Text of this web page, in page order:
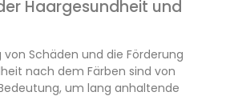
Haargesundheit und
von Schäden und die Förderung
nach dem Färben sind von
um lang anhaltende